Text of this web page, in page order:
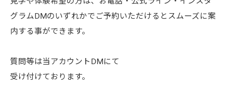
グラムDMのいずれかでご予約いただけるとスムーズに案
内する事ができます。
質問等は当アカウントDMにて
受け付けております。